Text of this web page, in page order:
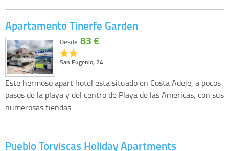
Apartamento Tinerfe Garden
San Eugenio, 24
Desde 83 €
Este hermoso apart hotel esta situado en Costa Adeje, a pocos
pasos de la playa y del centro de Playa de las Americas, con sus
numerosas tiendas…
Pueblo Torviscas Holiday Apartments